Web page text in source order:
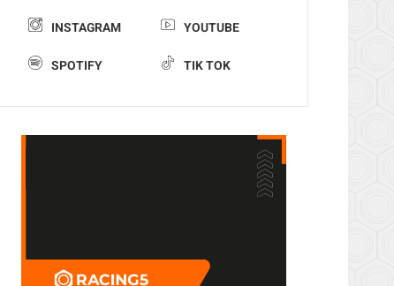
INSTAGRAM YOUTUBE
SPOTIFY TIK TOK